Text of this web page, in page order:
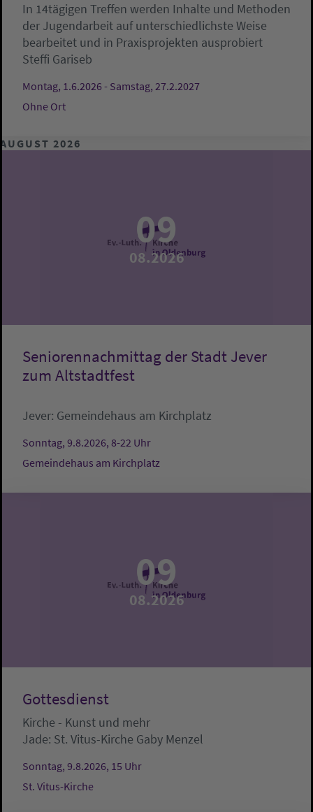
In 14tägigen Treffen werden Inhalte und Methoden
der Jugendarbeit auf unterschiedlichste Weise
bearbeitet und in Praxisprojekten ausprobiert
Steffi Gariseb
Montag, 1.6.2026 - Samstag, 27.2.2027
Ohne Ort
AUGUST 2026
09
08.2026
Seniorennachmittag der Stadt Jever
zum Altstadtfest
Jever: Gemeindehaus am Kirchplatz
Sonntag, 9.8.2026, 8-22 Uhr
Gemeindehaus am Kirchplatz
09
08.2026
Gottesdienst
Kirche - Kunst und mehr
Jade: St. Vitus-Kirche Gaby Menzel
Sonntag, 9.8.2026, 15 Uhr
St. Vitus-Kirche